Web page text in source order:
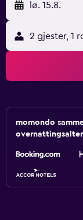
lø. 15.8.
2 gjester, 1
momondo